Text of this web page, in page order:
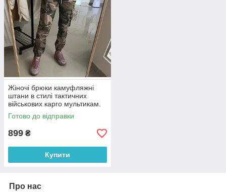
Жіночі брюки камуфляжні
штани в стилі тактичних
військових карго мультикам.
Живе фото
Готово до відправки
899 ₴
Купити
Про нас